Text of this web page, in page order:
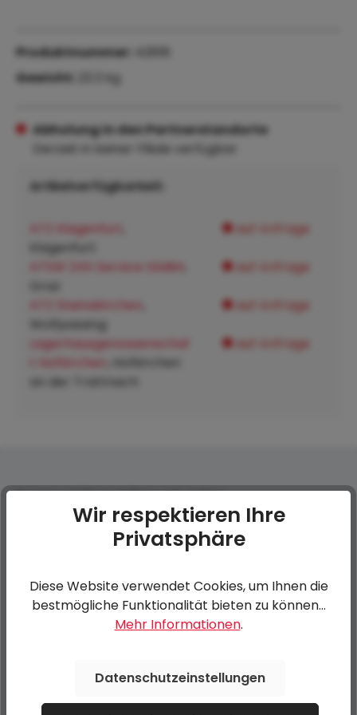
Abholung in den Partnerstandorte
Derzeit in keiner Filiale verfügbar
Artikelverfügbarkeit:
ATZ Klagenfurt
Klagenfurt:
auf Anfrage
ATSW 24h Service GMBH auf Anfrage
ATZ Steinakirchen
Wolfpassing:
auf Anfrage
Lagerhausgenossenschaf
t Hofkirchen
, Hofkirchen
an der Trattnach:
auf Anfrage
Produktnummer:
Gewicht:
23.3 kg
Ersatzrad Black Edition mit Halter
Durchschnittliche Bewertung von 0 von 5 Sternen
Bewerten Sie dieses Produkt!
Bewertung schreiben
Wir respektieren Ihre
Privatsphäre
Diese Website verwendet Cookies, um Ihnen die
bestmögliche Funktionalität bieten zu können...
Mehr Informationen.
Datenschutzeinstellungen